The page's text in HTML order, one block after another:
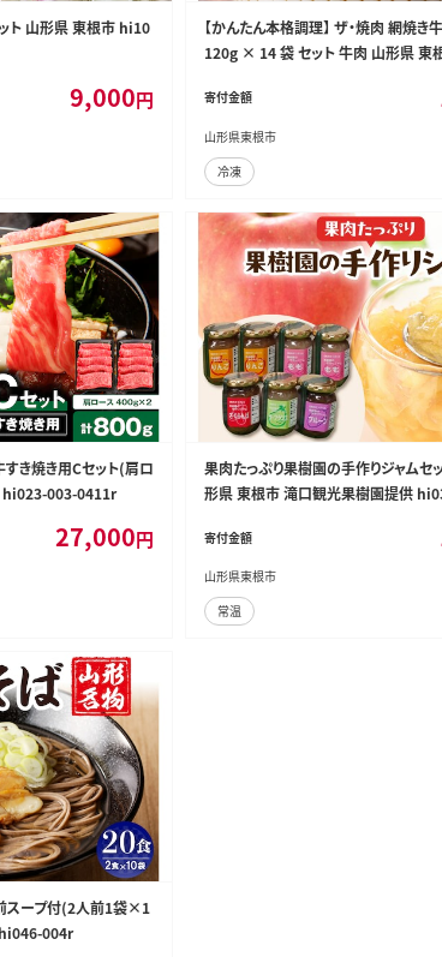
ト 山形県 東根市 hi10
9,000円
【かんたん本格調理】 ザ・焼肉 網焼き
120g × 14 袋 セット 牛肉 山形県 東
寄付金額
山形県東根市
冷凍
き焼き用Cセット(肩ロ
hi023-003-0411r
27,000円
果肉たっぷり果樹園の手作りジャムセ
形県 東根市 滝口観光果樹園提供
寄付金額
山形県東根市
常温
スープ付(2人前1袋×1
004r